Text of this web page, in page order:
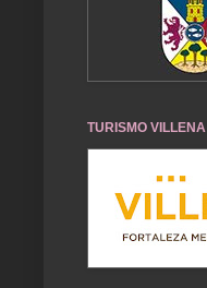
TURISMO VILLENA